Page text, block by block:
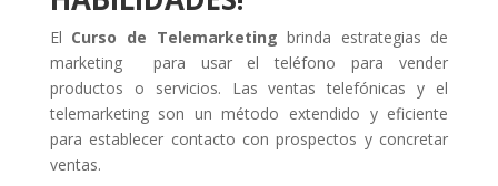
El Curso de Telemarketingbrinda estrategias de
marketing para usar el teléfono para vender
productos o servicios. Las ventas telefónicas y el
telemarketing son un método extendido y eficiente
para establecer contacto con prospectos y concretar
ventas.